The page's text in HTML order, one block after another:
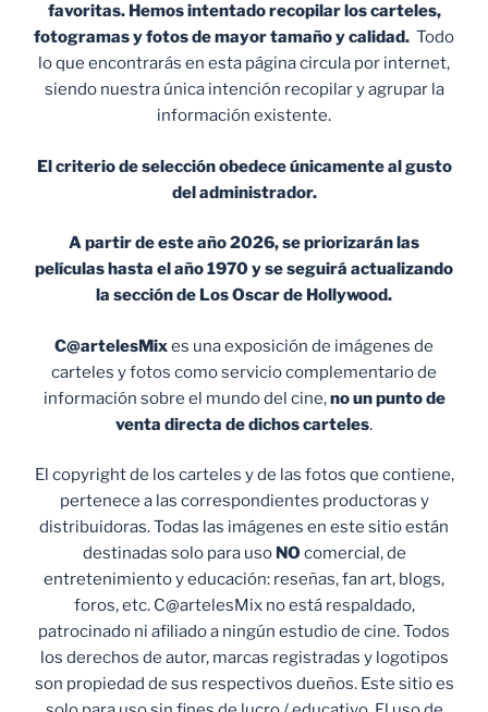
favoritas. Hemos intentado recopilar los carteles,
fotogramas y fotos de mayor tamaño y calidad. Todo
lo que encontrarás en esta página circula por internet,
siendo nuestra única intención recopilar y agrupar la
información existente.
El criterio de selección obedece únicamente al gusto
del administrador.
A partir de este año 2026, se priorizarán las
películas hasta el año 1970 y se seguirá actualizando
la sección de Los Oscar de Hollywood.
C@artelesMixes una exposición de imágenes de
carteles y fotos como servicio complementario de
información sobre el mundo del cine,no un punto de
venta directa de dichos carteles.
El copyright de los carteles y de las fotos que contiene,
pertenece a las correspondientes productoras y
distribuidoras. Todas las imágenes en este sitio están
destinadas solo para uso NO comercial, de
entretenimiento y educación: reseñas, fan art, blogs,
foros, etc. C@artelesMix no está respaldado,
patrocinado ni afiliado a ningún estudio de cine. Todos
los derechos de autor, marcas registradas y logotipos
son propiedad de sus respectivos dueños. Este sitio es